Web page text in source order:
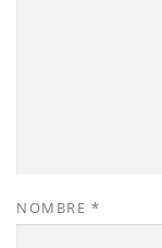
NOMBRE *